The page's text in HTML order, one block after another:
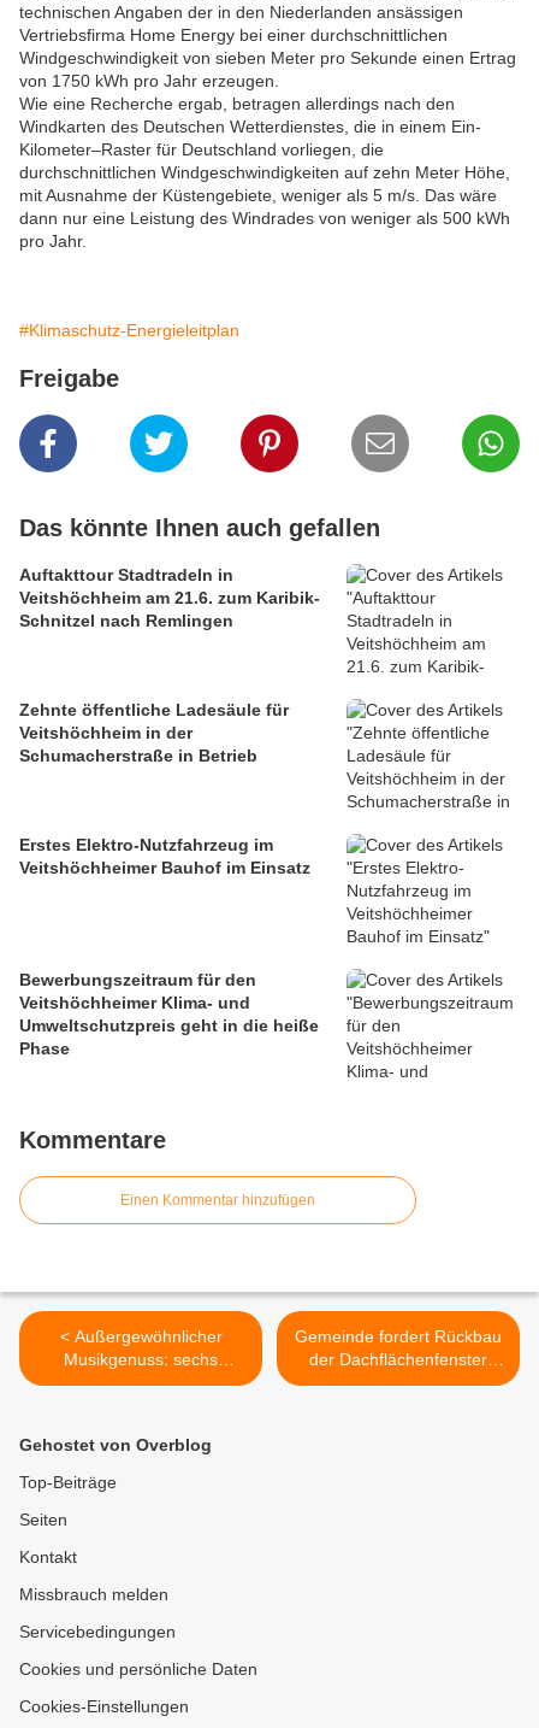
technischen Angaben der in den Niederlanden ansässigen
Vertriebsfirma Home Energy bei einer durchschnittlichen
Windgeschwindigkeit von sieben Meter pro Sekunde einen Ertrag
von 1750 kWh pro Jahr erzeugen.
Wie eine Recherche ergab, betragen allerdings nach den
Windkarten des Deutschen Wetterdienstes, die in einem Ein-
Kilometer–Raster für Deutschland vorliegen, die
durchschnittlichen Windgeschwindigkeiten auf zehn Meter Höhe,
mit Ausnahme der Küstengebiete, weniger als 5 m/s. Das wäre
dann nur eine Leistung des Windrades von weniger als 500 kWh
pro Jahr.
#Klimaschutz-Energieleitplan
Freigabe
Das könnte Ihnen auch gefallen
Auftakttour Stadtradeln in
Veitshöchheim am 21.6. zum Karibik-
Schnitzel nach Remlingen
Zehnte öffentliche Ladesäule für
Veitshöchheim in der
Schumacherstraße in Betrieb
Erstes Elektro-Nutzfahrzeug im
Veitshöchheimer Bauhof im Einsatz
Bewerbungszeitraum für den
Veitshöchheimer Klima- und
Umweltschutzpreis geht in die heiße
Phase
Kommentare
Einen Kommentar hinzufügen
< Außergewöhnlicher
Musikgenuss: sechs
Ensembles des
beim Adventskonzert in der
Kuratiekirche
Gemeinde fordert Rückbau
der Dachflächenfenster
beim Ersatzbau des
Gehostet von Overblog
Top-Beiträge
Seiten
Kontakt
Missbrauch melden
Servicebedingungen
Cookies und persönliche Daten
Cookies-Einstellungen